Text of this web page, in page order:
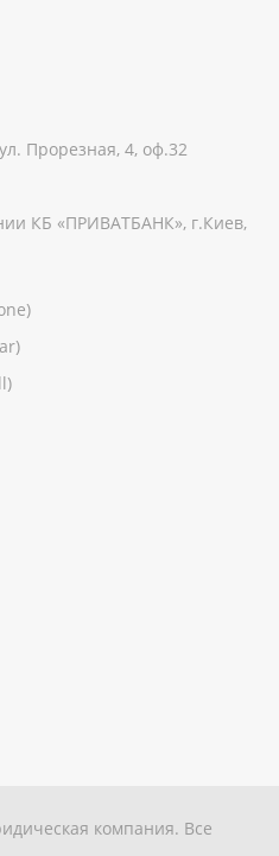
Прорезная, 4, оф.32
КБ «ПРИВАТБАНК», г.Киев,
компания. Все